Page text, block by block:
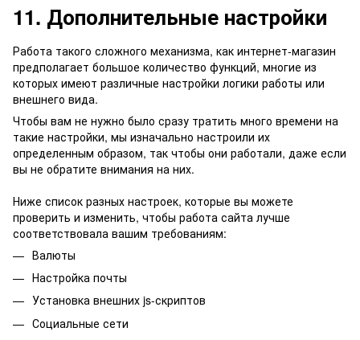
11. Дополнительные настройки
Работа такого сложного механизма, как интернет-магазин
предполагает большое количество функций, многие из
которых имеют различные настройки логики работы или
внешнего вида.
Чтобы вам не нужно было сразу тратить много времени на
такие настройки, мы изначально настроили их
определенным образом, так чтобы они работали, даже если
вы не обратите внимания на них.
Ниже список разных настроек, которые вы можете
проверить и изменить, чтобы работа сайта лучше
соответствовала вашим требованиям:
Валюты
Настройка почты
Установка внешних js-скриптов
Социальные сети